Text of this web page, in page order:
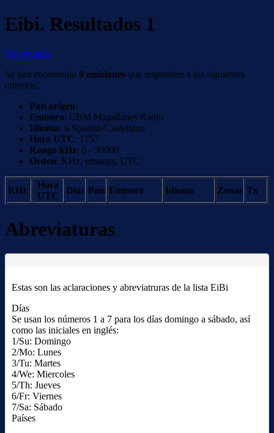
Eibi. Resultados 1
Volver atrás
Se han encontrado 0 emisiones que responden a los siguientes
criterios:
País origen:
Emisora: CBM Magallanes Radio
Idioma: S Spanish/Castellano
Hora UTC: 1757
Rango kHz: 0 - 30000
Orden: KHz, emisora, UTC
KHz
Hora
UTC
Días País Emisora Idioma Zonas Tx
Abreviaturas
Estas son las aclaraciones y abreviatruras de la lista EiBi
Días
Se usan los números 1 a 7 para los días domingo a sábado, así
como las iniciales en inglés:
1/Su: Domingo
2/Mo: Lunes
3/Tu: Martes
4/We: Miercoles
5/Th: Jueves
6/Fr: Viernes
7/Sa: Sábado
Países